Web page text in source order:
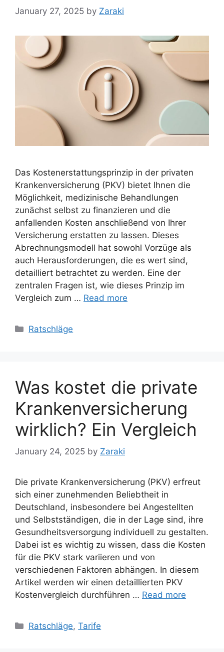
January 27, 2025 by Zaraki
Das Kostenerstattungsprinzip in der privaten
Krankenversicherung (PKV) bietet Ihnen die
Möglichkeit, medizinische Behandlungen
zunächst selbst zu finanzieren und die
anfallenden Kosten anschließend von Ihrer
Versicherung erstatten zu lassen. Dieses
Abrechnungsmodell hat sowohl Vorzüge als
auch Herausforderungen, die es wert sind,
detailliert betrachtet zu werden. Eine der
zentralen Fragen ist, wie dieses Prinzip im
Vergleich zum … Read more
Categories
Ratschläge
Was kostet die private
Krankenversicherung
wirklich? Ein Vergleich
January 24, 2025 by Zaraki
Die private Krankenversicherung (PKV) erfreut
sich einer zunehmenden Beliebtheit in
Deutschland, insbesondere bei Angestellten
und Selbstständigen, die in der Lage sind, ihre
Gesundheitsversorgung individuell zu gestalten.
Dabei ist es wichtig zu wissen, dass die Kosten
für die PKV stark variieren und von
verschiedenen Faktoren abhängen. In diesem
Artikel werden wir einen detaillierten PKV
Kostenvergleich durchführen … Read more
Categories
Ratschläge,Tarife